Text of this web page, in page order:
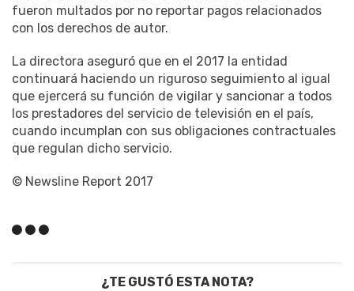
fueron multados por no reportar pagos relacionados
con los derechos de autor.
La directora aseguró que en el 2017 la entidad
continuará haciendo un riguroso seguimiento al igual
que ejercerá su función de vigilar y sancionar a todos
los prestadores del servicio de televisión en el país,
cuando incumplan con sus obligaciones contractuales
que regulan dicho servicio.
© Newsline Report 2017
¿TE GUSTÓ ESTA NOTA?